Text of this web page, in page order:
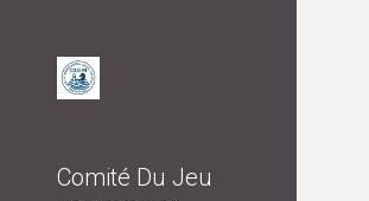
Comité Du Jeu